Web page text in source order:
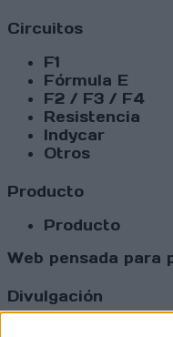
Circuitos
F1
Fórmula E
F2 / F3 / F4
Resistencia
Indycar
Otros
Producto
Producto
Web pensada para
Divulgación